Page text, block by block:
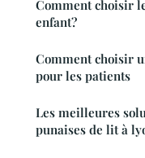
Comment choisir
enfant?
Comment choisir
pour les patients
Les meilleures
punaises de lit à